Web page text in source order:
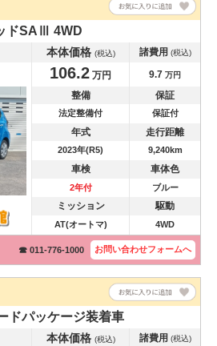
ドSAⅢ 4WD
本体価格 (税込) 諸費用 (税込)
106.2 万円 9.7 万円
整備 保証
法定整備付 保証付
年式 走行距離
2023年(R5) 9,240km
車検 車体色
2年付 ブルー
ミッション 駆動
AT(オートマ) 4WD
☎ 011-776-1000 お問い合わせフォームへ
ドパッケージ装着車
本体価格 (税込) 諸費用 (税込)